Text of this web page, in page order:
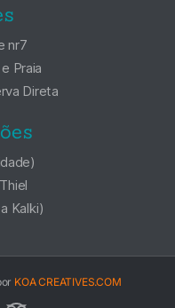
nr7
Praia
Direta
Kalki)
KOA CREATIVES.COM